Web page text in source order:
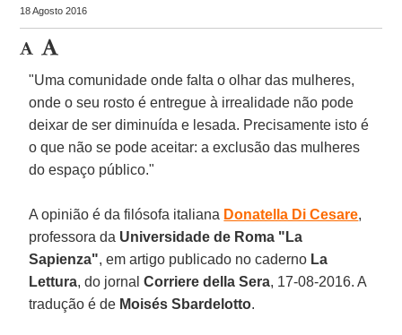
18 Agosto 2016
"Uma comunidade onde falta o olhar das mulheres,
onde o seu rosto é entregue à irrealidade não pode
deixar de ser diminuída e lesada. Precisamente isto é
o que não se pode aceitar: a exclusão das mulheres
do espaço público."
A opinião é da filósofa italiana Donatella Di Cesare,
professora da Universidade de Roma "La
Sapienza", em artigo publicado no caderno La
Lettura, do jornalCorriere della Sera, 17-08-2016. A
tradução é de Moisés Sbardelotto.